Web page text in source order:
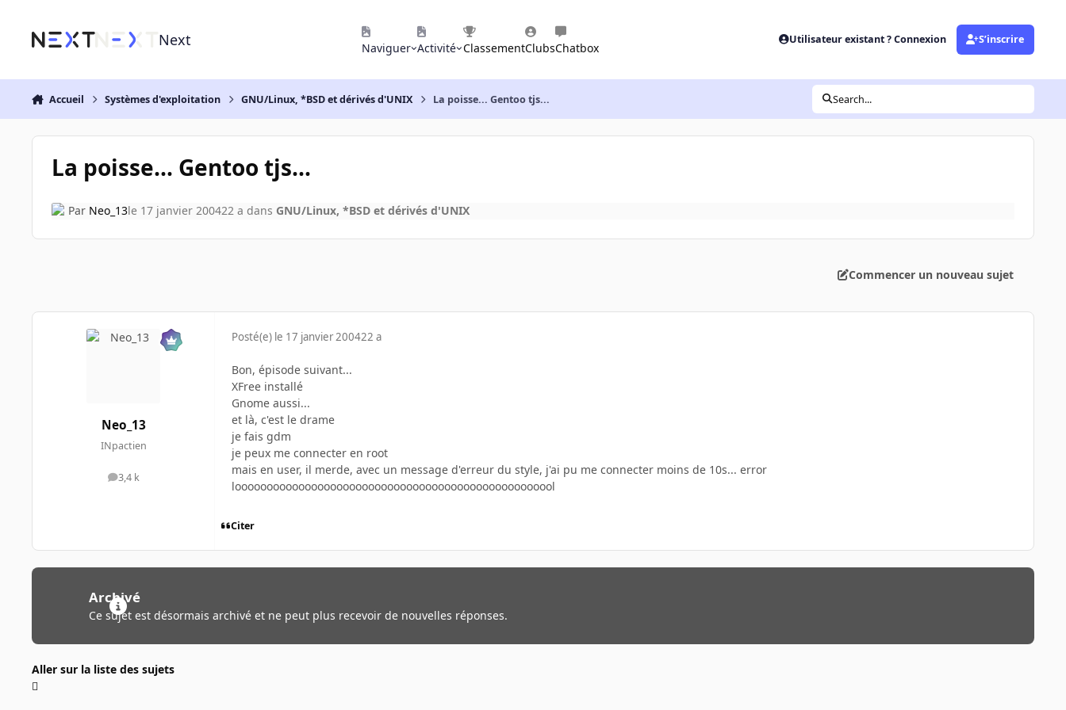
Next Naviguer Activité ClassementClubsChatbox
Utilisateur existant ? Connexion S’inscrire
Accueil Systèmes d'exploitation GNU/Linux, *BSD et dérivés d'UNIX La poisse... Gentoo tjs... Search...
La poisse... Gentoo tjs...
Par Neo_13le 17 janvier 200422 a dans GNU/Linux, *BSD et dérivés d'UNIX
Commencer un nouveau sujet
Neo_13
INpactien
3,4 k
messages
Posté(e) le 17 janvier 200422 a
Bon, épisode suivant...
XFree installé
Gnome aussi...
et là, c'est le drame
je fais gdm
je peux me connecter en root
mais en user, il merde, avec un message d'erreur du style, j'ai pu me connecter moins de 10s... error
looooooooooooooooooooooooooooooooooooooooooooooooool
Citer
Archivé
Ce sujet est désormais archivé et ne peut plus recevoir de nouvelles réponses.
Aller sur la liste des sujets